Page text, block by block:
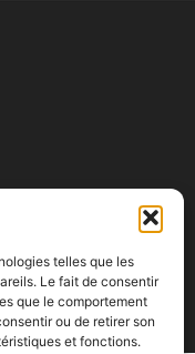
telles que les
Le fait de consentir
que le comportement
ou de retirer son
et fonctions.